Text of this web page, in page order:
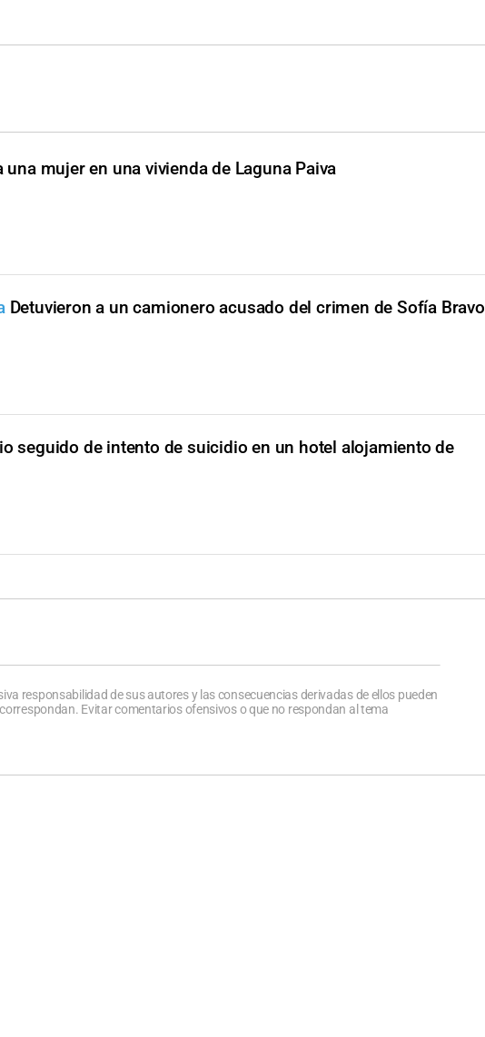
una mujer en una vivienda de Laguna Paiva
Detuvieron a un camionero acusado del crimen de Sofía Bravo
seguido de intento de suicidio en un hotel alojamiento de
responsabilidad de sus autores y las consecuencias derivadas de ellos pueden
Evitar comentarios ofensivos o que no respondan al tema